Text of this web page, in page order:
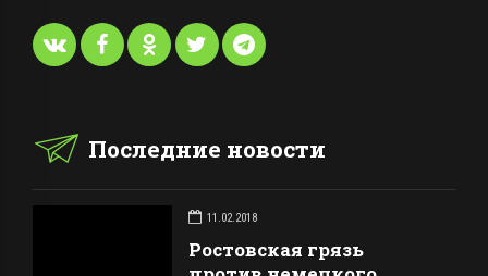
Последние новости
11.02.2018
Ростовская грязь